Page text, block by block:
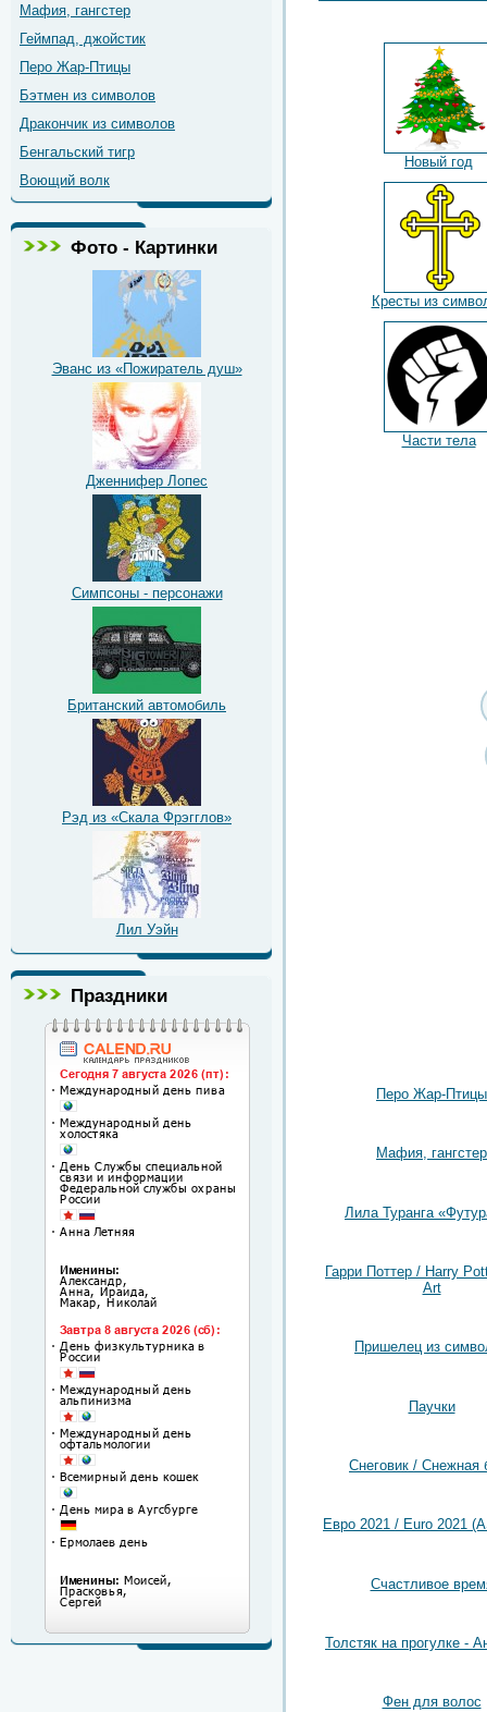
Мафия, гангстер
Геймпад, джойстик
Перо Жар-Птицы
Бэтмен из символов
Дракончик из символов
Бенгальский тигр
Воющий волк
Фото - Картинки
Эванс из «Пожиратель душ»
Дженнифер Лопес
Симпсоны - персонажи
Британский автомобиль
Рэд из «Скала Фрэгглов»
Лил Уэйн
Праздники
Новый год
Кресты из
Части тела
Перо Жар-Птицы
Мафия, гангстер
Лила Туранга
Гарри Поттер / Harry
Art
Пришелец из
Паучки
Снеговик / Снежная
Евро 2021 / Euro 2021
Счастливое
Толстяк на прогулке -
Фен для волос